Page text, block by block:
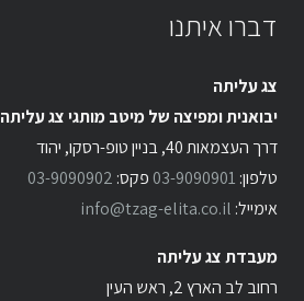
דברו איתנו
צג עליתה
יבואנית ומפיצה של מיטב מותגי צג עליתה
דרך העצמאות 40, בניין טופ-רסקו, יהוד
טלפון: 03-9090901 פקס: 03-9090902
אימייל: info@tzag-elita.co.il
מעבדת צג עליתה
רחוב לב הארץ 2, ראש העין